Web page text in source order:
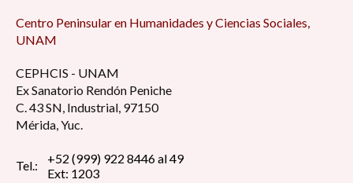
Centro Peninsular en Humanidades y Ciencias Sociales,
UNAM
CEPHCIS - UNAM
Ex Sanatorio Rendón Peniche
C. 43 SN, Industrial, 97150
Mérida, Yuc.
Tel.:
+52 (999) 922 8446 al 49
Ext: 1203